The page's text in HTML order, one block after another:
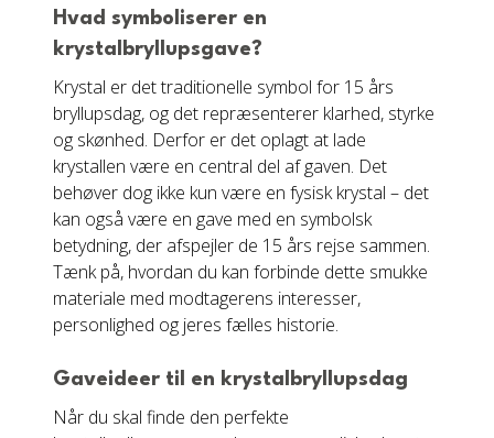
Hvad symboliserer en
krystalbryllupsgave?
Krystal er det traditionelle symbol for 15 års
bryllupsdag, og det repræsenterer klarhed, styrke
og skønhed. Derfor er det oplagt at lade
krystallen være en central del af gaven. Det
behøver dog ikke kun være en fysisk krystal – det
kan også være en gave med en symbolsk
betydning, der afspejler de 15 års rejse sammen.
Tænk på, hvordan du kan forbinde dette smukke
materiale med modtagerens interesser,
personlighed og jeres fælles historie.
Gaveideer til en krystalbryllupsdag
Når du skal finde den perfekte